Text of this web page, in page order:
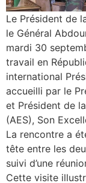
Le Président de
le Général
mardi 30
travail en
international
accueilli par le
et Président de
(AES), Son
La rencontre a
tête entre les
suivi d’une
Cette visite